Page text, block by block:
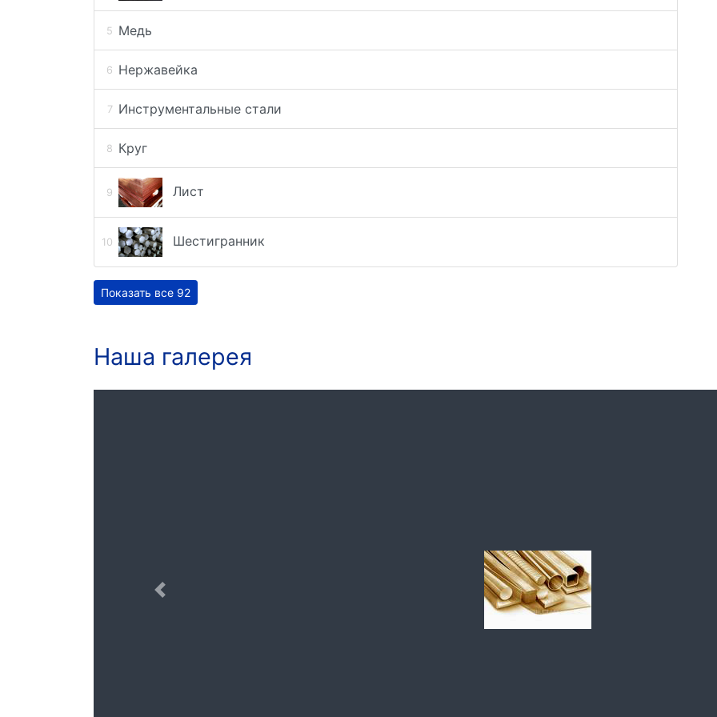
Медь
Нержавейка
Инструментальные стали
Круг
Лист
Шестигранник
Показать все 92
Наша галерея
Предыдущая